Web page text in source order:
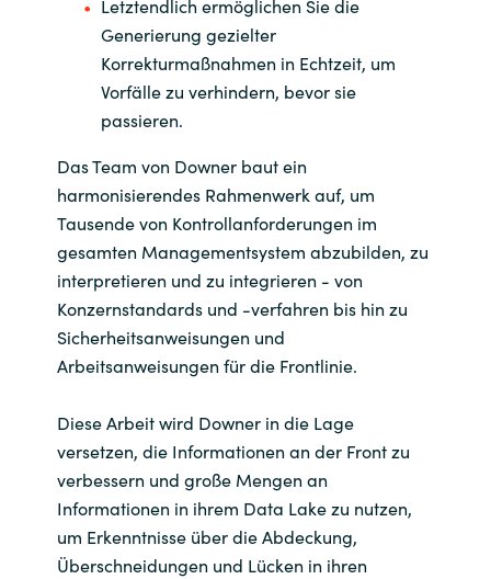
Letztendlich ermöglichen Sie die
Generierung gezielter
Korrekturmaßnahmen in Echtzeit, um
Vorfälle zu verhindern, bevor sie
passieren.
Das Team von Downer baut ein
harmonisierendes Rahmenwerk auf, um
Tausende von Kontrollanforderungen im
gesamten Managementsystem abzubilden, zu
interpretieren und zu integrieren - von
Konzernstandards und -verfahren bis hin zu
Sicherheitsanweisungen und
Arbeitsanweisungen für die Frontlinie.
Diese Arbeit wird Downer in die Lage
versetzen, die Informationen an der Front zu
verbessern und große Mengen an
Informationen in ihrem Data Lake zu nutzen,
um Erkenntnisse über die Abdeckung,
Überschneidungen und Lücken in ihren